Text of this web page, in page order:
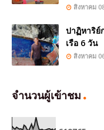
สิงหาคม
ปาฏิหาริย์
เรือ 6 วัน
สิงหาคม
จำนวนผู้เข้าชม